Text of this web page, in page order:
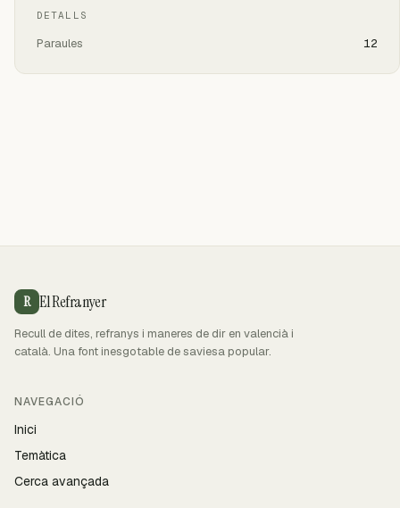
DETALLS
Paraules 12
R El Refranyer
Recull de dites, refranys i maneres de dir en valencià i
català. Una font inesgotable de saviesa popular.
NAVEGACIÓ
Inici
Temàtica
Cerca avançada